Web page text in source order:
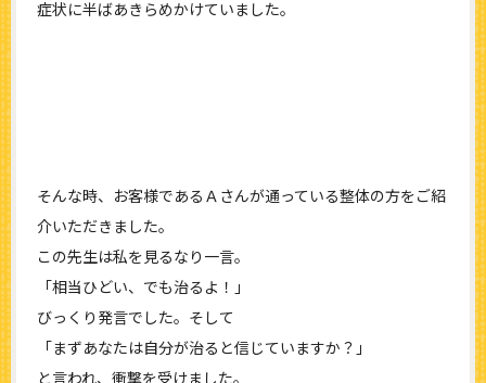
症状に半ばあきらめかけていました。
そんな時、お客様であるＡさんが通っている整体の方をご紹
介いただきました。
この先生は私を見るなり一言。
「相当ひどい、でも治るよ！」
びっくり発言でした。そして
「まずあなたは自分が治ると信じていますか？」
と言われ、衝撃を受けました。